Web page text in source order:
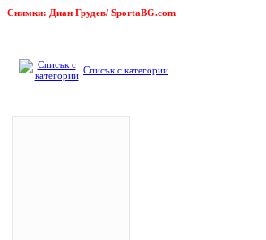
Снимки: Диан Грудев/ SportaBG.com
Списък с категории